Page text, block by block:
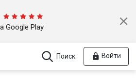
Google Play
Поиск Войти